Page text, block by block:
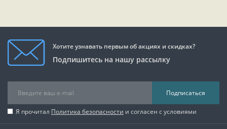
Хотите узнавать первым об акциях и скидках?
Подпишитесь на нашу рассылку
Подписаться
Я прочитал Политика безопасности и согласен с условиями